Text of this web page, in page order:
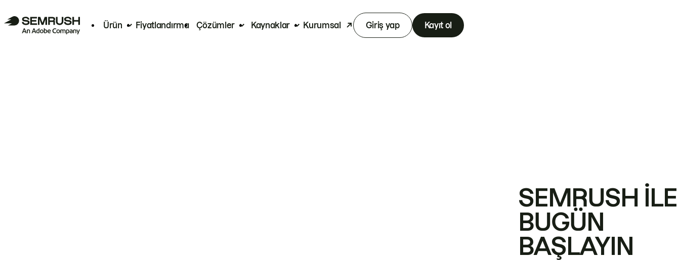
Ürün Fiyatlandırma Çözümler Kaynaklar Kurumsal Giriş yap Kayıt ol
SEMRUSH ILE
BUGÜN
BAŞLAYIN